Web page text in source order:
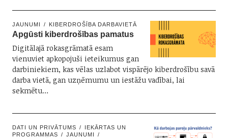
JAUNUMI KIBERDROŠĪBA DARBAVIETĀ
Apgūsti kiberdrošības pamatus
Digitālajā rokasgrāmatā esam
vienuviet apkopojuši ieteikumus gan
darbiniekiem, kas vēlas uzlabot vispārējo kiberdrošību savā
darba vietā, gan uzņēmumu un iestāžu vadībai, lai
sekmētu…
DATI UN PRIVĀTUMS
IEKĀRTAS UN
PROGRAMMAS
JAUNUMI